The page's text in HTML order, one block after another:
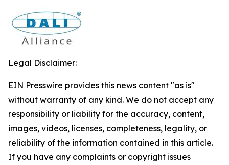
Legal Disclaimer:
EIN Presswire provides this news content "as is"
without warranty of any kind. We do not accept any
responsibility or liability for the accuracy, content,
images, videos, licenses, completeness, legality, or
reliability of the information contained in this article.
If you have any complaints or copyright issues